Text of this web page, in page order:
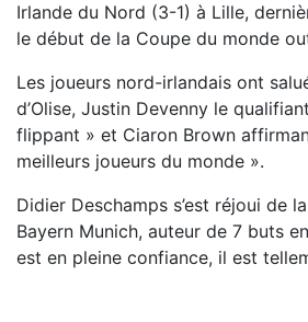
Irlande du Nord (3-1) à Lille,
le début de la Coupe du monde
Les joueurs nord-irlandais ont
d’Olise, Justin Devenny le
flippant » et Ciaron Brown
meilleurs joueurs du monde ».
Didier Deschamps s’est réjoui de
Bayern Munich, auteur de 7 buts
est en pleine confiance, il est